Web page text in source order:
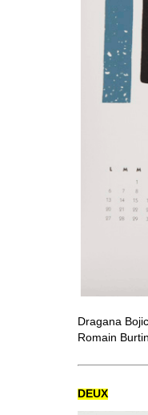
Dragana
Romain
DEUX